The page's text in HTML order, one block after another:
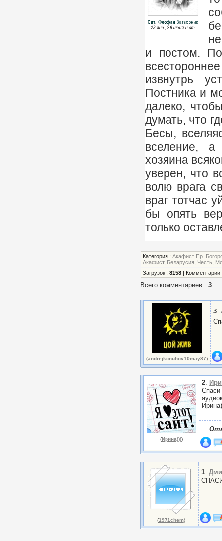
и постом.
извнутрь
Постника и
далеко,
думать, что
Бесы,
вселение, а
хозяина
уверен, что
волю врага
враг тотчас
бы опять
только
Категория :Акафист Пр.
Акафист, Беларусия Честь
Загрузок :8158 Комментарии
Всего комментариев :3
(andrejkonuhov10may87)
3
(Ирина))))
2.
Спаси
(1971chem)
1.